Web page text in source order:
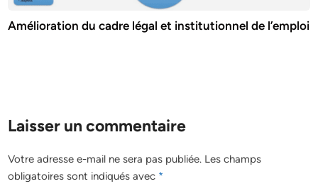
Amélioration du cadre légal et institutionnel de l’emploi
Laisser un commentaire
Votre adresse e-mail ne sera pas publiée. Les champs
obligatoires sont indiqués avec *